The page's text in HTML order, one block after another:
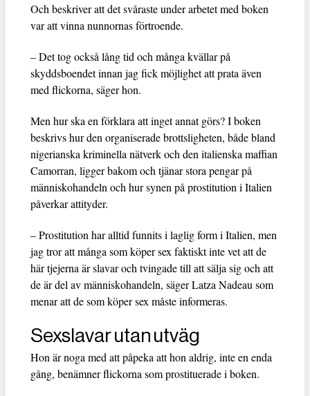
Och beskriver att det svåraste under arbetet med boken
var att vinna nunnornas förtroende.
– Det tog också lång tid och många kvällar på
skyddsboendet innan jag fick möjlighet att prata även
med flickorna, säger hon.
Men hur ska en förklara att inget annat görs? I boken
beskrivs hur den organiserade brottsligheten, både bland
nigerianska kriminella nätverk och den italienska maffian
Camorran, ligger bakom och tjänar stora pengar på
människohandeln och hur synen på prostitution i Italien
påverkar attityder.
– Prostitution har alltid funnits i laglig form i Italien, men
jag tror att många som köper sex faktiskt inte vet att de
här tjejerna är slavar och tvingade till att sälja sig och att
de är del av människohandeln, säger Latza Nadeau som
menar att de som köper sex måste informeras.
Sexslavar utan utväg
Hon är noga med att påpeka att hon aldrig, inte en enda
gång, benämner flickorna som prostituerade i boken.